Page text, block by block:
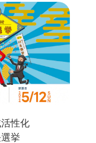
性化
挙